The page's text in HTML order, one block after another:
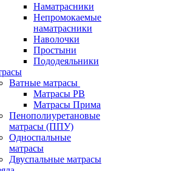
Наматрасники
Непромокаемые
наматрасники
Наволочки
Простыни
Пододеяльники
Ватные матрасы
Матрасы РВ
Матрасы Прима
Пенополиуретановые
матрасы (ППУ)
Односпальные
матрасы
Двуспальные матрасы